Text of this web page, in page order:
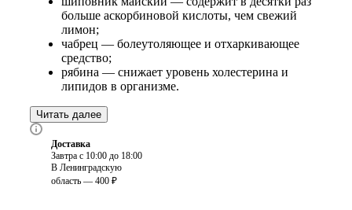
больше аскорбиновой кислоты, чем свежий
лимон;
чабрец — болеутоляющее и отхаркивающее
средство;
рябина — снижает уровень холестерина и
липидов в организме.
Читать далее
Доставка
Завтра с 10:00 до 18:00
В Ленинградскую
область — 400 ₽